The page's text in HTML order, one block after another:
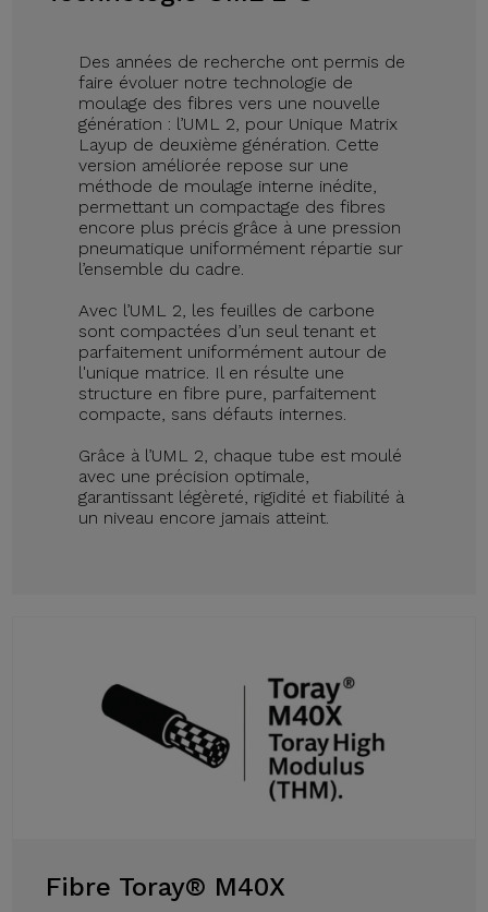
Des années de recherche ont permis de
faire évoluer notre technologie de
moulage des fibres vers une nouvelle
génération : l’UML 2, pour Unique Matrix
Layup de deuxième génération. Cette
version améliorée repose sur une
méthode de moulage interne inédite,
permettant un compactage des fibres
encore plus précis grâce à une pression
pneumatique uniformément répartie sur
l’ensemble du cadre.
Avec l’UML 2, les feuilles de carbone
sont compactées d’un seul tenant et
parfaitement uniformément autour de
l'unique matrice. Il en résulte une
structure en fibre pure, parfaitement
compacte, sans défauts internes.
Grâce à l’UML 2, chaque tube est moulé
avec une précision optimale,
garantissant légèreté, rigidité et fiabilité à
un niveau encore jamais atteint.
Fibre Toray® M40X